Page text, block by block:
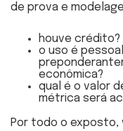
de prova e
houve crédito?
o uso é
econômica?
qual é o valor
métrica será
Por todo o exposto,